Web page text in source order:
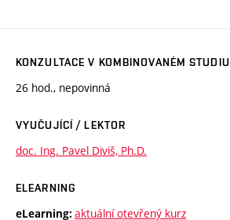
KONZULTACE V KOMBINOVANÉM STUDIU
26 hod., nepovinná
VYUČUJÍCÍ / LEKTOR
doc. Ing. Pavel Diviš, Ph.D.
ELEARNING
eLearning: aktuální otevřený kurz